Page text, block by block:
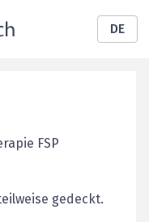
DE
FSP
gedeckt.